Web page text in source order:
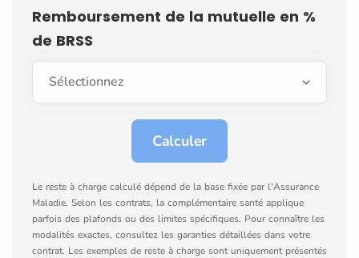
Remboursement de la mutuelle en %
de BRSS
Le reste à charge calculé dépend de la base fixée par l'Assurance
Maladie. Selon les contrats, la complémentaire santé applique
parfois des plafonds ou des limites spécifiques. Pour connaître les
modalités exactes, consultez les garanties détaillées dans votre
contrat. Les exemples de reste à charge sont uniquement présentés